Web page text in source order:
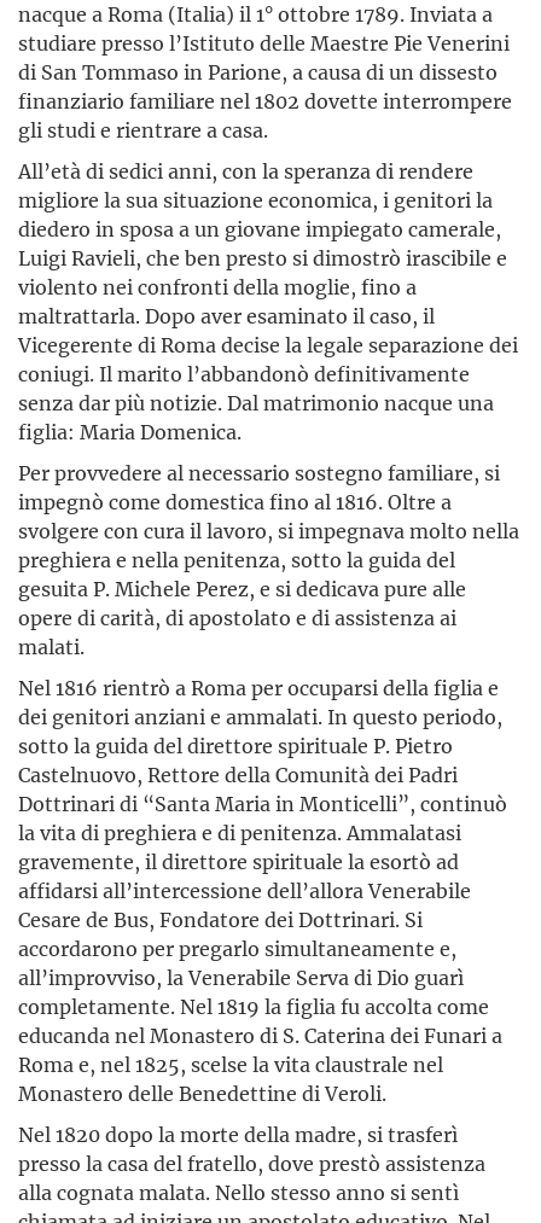
nacque a Roma (Italia) il 1° ottobre 1789. Inviata a
studiare presso l’Istituto delle Maestre Pie Venerini
di San Tommaso in Parione, a causa di un dissesto
finanziario familiare nel 1802 dovette interrompere
gli studi e rientrare a casa.
All’età di sedici anni, con la speranza di rendere
migliore la sua situazione economica, i genitori la
diedero in sposa a un giovane impiegato camerale,
Luigi Ravieli, che ben presto si dimostrò irascibile e
violento nei confronti della moglie, fino a
maltrattarla. Dopo aver esaminato il caso, il
Vicegerente di Roma decise la legale separazione dei
coniugi. Il marito l’abbandonò definitivamente
senza dar più notizie. Dal matrimonio nacque una
figlia: Maria Domenica.
Per provvedere al necessario sostegno familiare, si
impegnò come domestica fino al 1816. Oltre a
svolgere con cura il lavoro, si impegnava molto nella
preghiera e nella penitenza, sotto la guida del
gesuita P. Michele Perez, e si dedicava pure alle
opere di carità, di apostolato e di assistenza ai
malati.
Nel 1816 rientrò a Roma per occuparsi della figlia e
dei genitori anziani e ammalati. In questo periodo,
sotto la guida del direttore spirituale P. Pietro
Castelnuovo, Rettore della Comunità dei Padri
Dottrinari di “Santa Maria in Monticelli”, continuò
la vita di preghiera e di penitenza. Ammalatasi
gravemente, il direttore spirituale la esortò ad
affidarsi all’intercessione dell’allora Venerabile
Cesare de Bus, Fondatore dei Dottrinari. Si
accordarono per pregarlo simultaneamente e,
all’improvviso, la Venerabile Serva di Dio guarì
completamente. Nel 1819 la figlia fu accolta come
educanda nel Monastero di S. Caterina dei Funari a
Roma e, nel 1825, scelse la vita claustrale nel
Monastero delle Benedettine di Veroli.
Nel 1820 dopo la morte della madre, si trasferì
presso la casa del fratello, dove prestò assistenza
alla cognata malata. Nello stesso anno si sentì